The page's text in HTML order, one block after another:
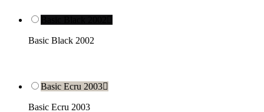
Basic Black 2002
Basic Ecru 2003
Basic Ecru 2003